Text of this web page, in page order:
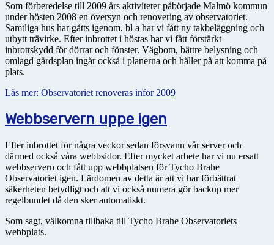
Som förberedelse till 2009 års aktiviteter påbörjade Malmö kommun
under hösten 2008 en översyn och renovering av observatoriet.
Samtliga hus har gåtts igenom, bl a har vi fått ny takbeläggning och
utbytt trävirke. Efter inbrottet i höstas har vi fått förstärkt
inbrottskydd för dörrar och fönster. Vägbom, bättre belysning och
omlagd gårdsplan ingår också i planerna och håller på att komma på
plats.
Läs mer: Observatoriet renoveras inför 2009
Webbservern uppe igen
Efter inbrottet för några veckor sedan försvann vår server och
därmed också våra webbsidor. Efter mycket arbete har vi nu ersatt
webbservern och fått upp webbplatsen för Tycho Brahe
Observatoriet igen. Lärdomen av detta är att vi har förbättrat
säkerheten betydligt och att vi också numera gör backup mer
regelbundet då den sker automatiskt.
Som sagt, välkomna tillbaka till Tycho Brahe Observatoriets
webbplats.